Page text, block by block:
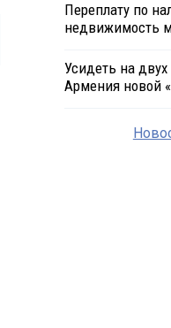
Переплату по
недвижимость
Усидеть на двух
Армения новой